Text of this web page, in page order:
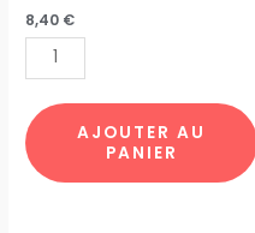
8,40 €
TABLE
BONJOUR
PARIS
par
12pcs
AJOUTER AU
PANIER